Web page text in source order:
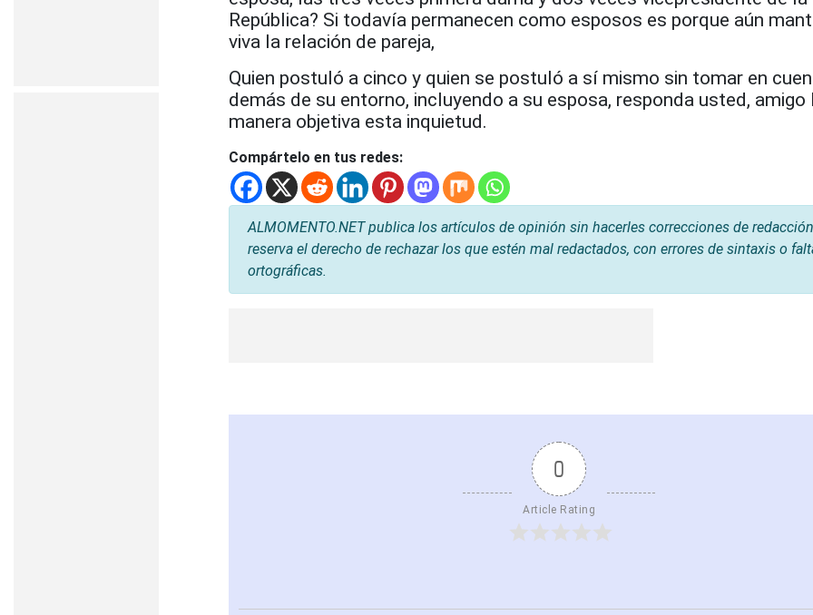
República? Si todavía permanecen como esposos es porque aún
viva la relación de pareja,
Quien postuló a cinco y quien se postuló a sí mismo sin tomar en
demás de su entorno, incluyendo a su esposa, responda usted, amigo
manera objetiva esta inquietud.
Compártelo en tus redes:
ALMOMENTO.NET publica los artículos de opinión sin hacerles correcciones de
reserva el derecho de rechazar los que estén mal redactados, con errores de sintaxis o
ortográficas.
0
Article Rating